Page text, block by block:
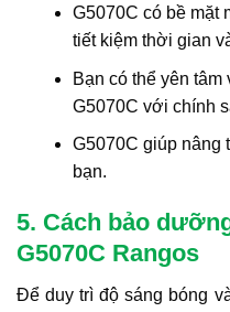
G5070C có bề mặt
tiết kiệm thời gian
Bạn có thể yên
G5070C với chính
G5070C giúp nâng
bạn.
5. Cách bảo
G5070C Rangos
Để duy trì độ sáng bóng